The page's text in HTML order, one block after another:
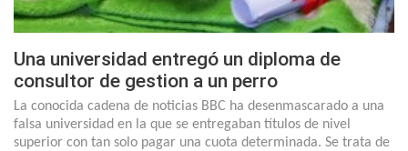
Una universidad entregó un diploma de
consultor de gestion a un perro
La conocida cadena de noticias BBC ha desenmascarado a una
falsa universidad en la que se entregaban títulos de nivel
superior con tan solo pagar una cuota determinada. Se trata de